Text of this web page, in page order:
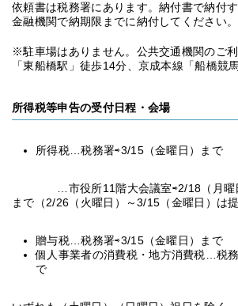
依頼書は税務署にあります。納付書で納付
金融機関で納期限までに納付してください。
※駐車場はありません。公共交通機関のご
「東船橋駅」徒歩14分、京成本線「船橋競
所得税等申告の受付日程・会場
所得税…税務署⇨3/15（金曜日）まで
…市役所11階大会議室⇨2/18（月曜日
まで（2/26（火曜日）～3/15（金曜日）は
贈与税…税務署⇨3/15（金曜日）まで
個人事業者の消費税・地方消費税…税
で